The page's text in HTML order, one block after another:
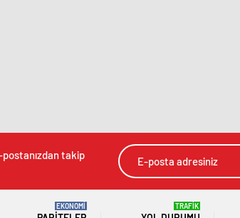
takip
EKONOMİ TRAFİK